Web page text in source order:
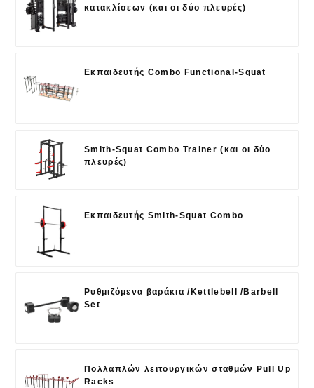
κατακλίσεων (και οι δύο πλευρές)
Εκπαιδευτής Combo Functional-Squat
Smith-Squat Combo Trainer (και οι δύο
πλευρές)
Εκπαιδευτής Smith-Squat Combo
Ρυθμιζόμενα βαράκια /Kettlebell /Barbell
Set
Πολλαπλών λειτουργικών σταθμών Pull Up
Racks